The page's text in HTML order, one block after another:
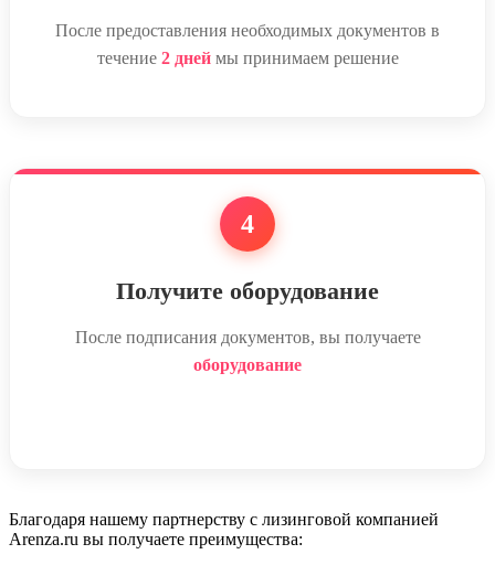
После предоставления необходимых документов в
течение 2 днеймы принимаем решение
4
Получите оборудование
После подписания документов, вы получаете
оборудование
Благодаря нашему партнерству с лизинговой компанией
Arenza.ru вы получаете преимущества: